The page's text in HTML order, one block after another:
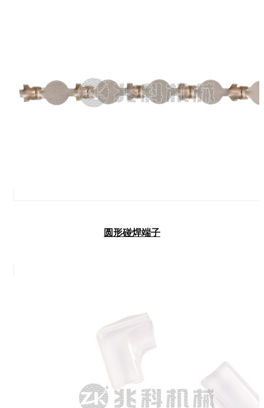
圆形碰焊端子